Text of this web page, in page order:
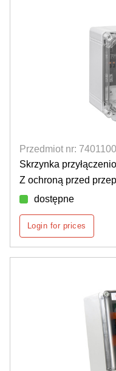
Przedmiot nr:
Skrzynka
Z ochroną przed
dostępne
Login for prices